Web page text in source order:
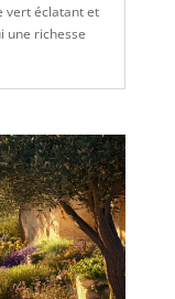
vert éclatant et
une richesse